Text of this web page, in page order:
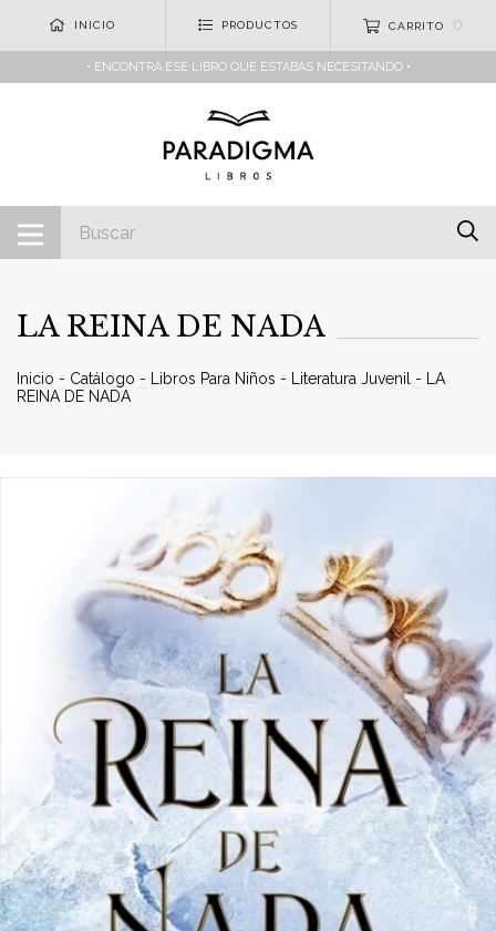
INICIO PRODUCTOS CARRITO 0
• ENCONTRÁ ESE LIBRO QUE ESTABAS NECESITANDO •
LA REINA DE NADA
Inicio - Catálogo - Libros Para Niños - Literatura Juvenil -
LA
REINA DE NADA